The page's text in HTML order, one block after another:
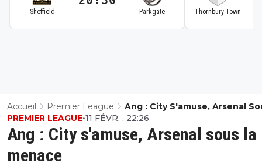
Sheffield Parkgate Thornbury Town
Accueil Premier League
Ang : City S'amuse, Arsenal
Menace
Ang : City s'amuse, Arsenal sous la
menace
PREMIER LEAGUE•11 FÉVR. , 22:26